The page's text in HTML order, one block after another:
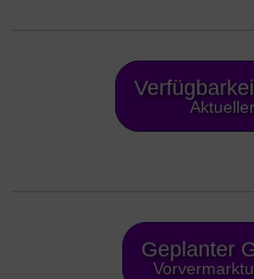
Geplanter